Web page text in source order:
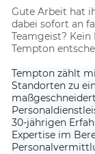
Gute Arbeit hat
dabei sofort an
Teamgeist? Kein
Tempton
Tempton zählt
Standorten zu
30-jährigen
Expertise im